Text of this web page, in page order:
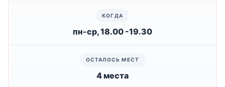
пн-ср, 18.00 -19.30
4 места